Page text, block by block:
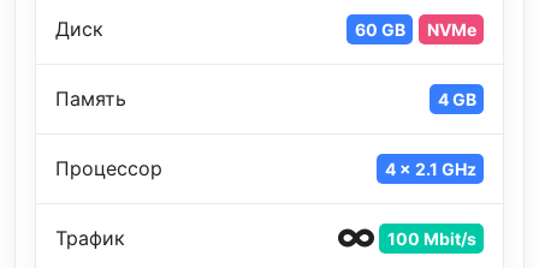
Диск 60 GB NVMe
Память 4 GB
Процессор 4 x 2.1 GHz
Трафик 100 Mbit/s